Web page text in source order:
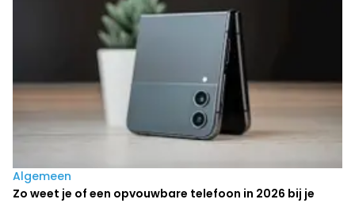
Algemeen
Zo weet je of een opvouwbare telefoon in 2026 bij je